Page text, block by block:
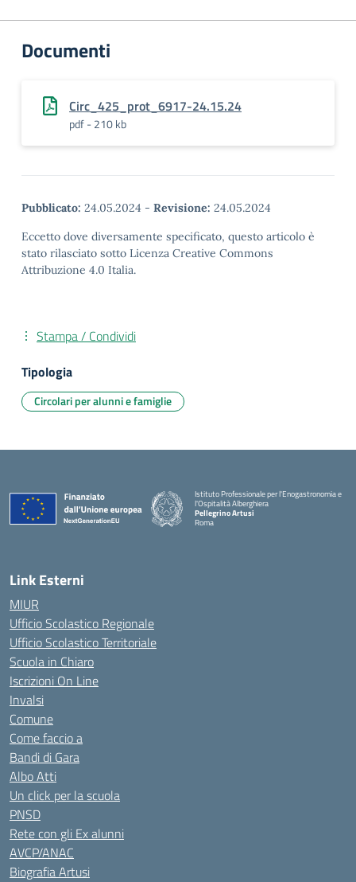
Documenti
Circ_425_prot_6917-24.15.24
pdf - 210 kb
Pubblicato: 24.05.2024 - Revisione: 24.05.2024
Eccetto dove diversamente specificato, questo articolo è
stato rilasciato sotto Licenza Creative Commons
Attribuzione 4.0 Italia.
Stampa / Condividi
Tipologia
Circolari per alunni e famiglie
Istituto Professionale per l'Enogastronomia e
l'Ospitalità Alberghiera
Pellegrino Artusi
Roma
Link Esterni
MIUR
Ufficio Scolastico Regionale
Ufficio Scolastico Territoriale
Scuola in Chiaro
Iscrizioni On Line
Invalsi
Comune
Come faccio a
Bandi di Gara
Albo Atti
Un click per la scuola
PNSD
Rete con gli Ex alunni
AVCP/ANAC
Biografia Artusi